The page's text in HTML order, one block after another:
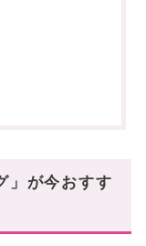
」が今おすす